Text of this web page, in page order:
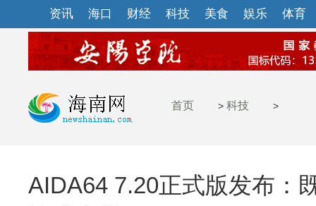
资讯 海口 财经 科技 美食 娱乐 体育
首页 > 科技 >
AIDA64 7.20正式版发布：